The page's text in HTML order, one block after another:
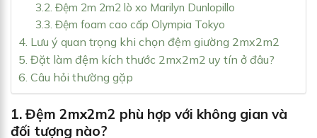
3.2. Đệm 2m 2m2 lò xo Marilyn Dunlopillo
3.3. Đệm foam cao cấp Olympia Tokyo
4. Lưu ý quan trọng khi chọn đệm giường 2mx2m2
5. Đặt làm đệm kích thước 2mx2m2 uy tín ở đâu?
6. Câu hỏi thường gặp
1. Đệm 2mx2m2 phù hợp với không gian và
đối tượng nào?